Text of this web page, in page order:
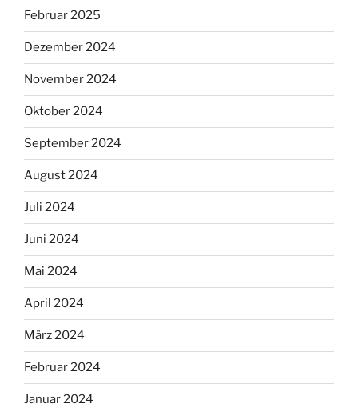
Februar 2025
Dezember 2024
November 2024
Oktober 2024
September 2024
August 2024
Juli 2024
Juni 2024
Mai 2024
April 2024
März 2024
Februar 2024
Januar 2024